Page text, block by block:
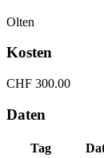
Olten
Kosten
CHF 300.00
Daten
Tag